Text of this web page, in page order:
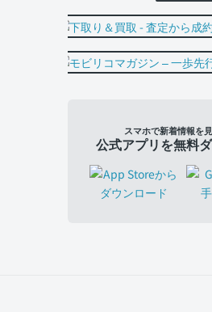
スマホで新着情報を
公式アプリを無料